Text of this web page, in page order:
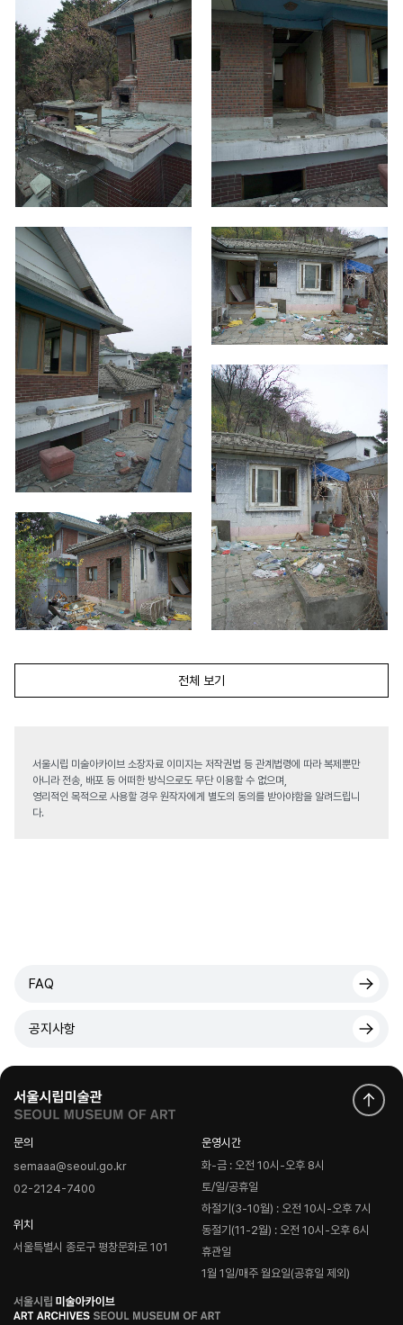
전체 보기
서울시립 미술아카이브 소장자료 이미지는 저작권법 등 관계법령에 따라 복제뿐만
아니라 전송, 배포 등 어떠한 방식으로도 무단 이용할 수 없으며,
영리적인 목적으로 사용할 경우 원작자에게 별도의 동의를 받아야함을 알려드립니
다.
FAQ
공지사항
문의
semaaa@seoul.go.kr
02-2124-7400
위치
서울특별시 종로구 평창문화로 101
운영시간
화-금 : 오전 10시-오후 8시
토/일/공휴일
하절기(3-10월) : 오전 10시-오후 7시
동절기(11-2월) : 오전 10시-오후 6시
휴관일
1월 1일/매주 월요일(공휴일 제외)
로
고